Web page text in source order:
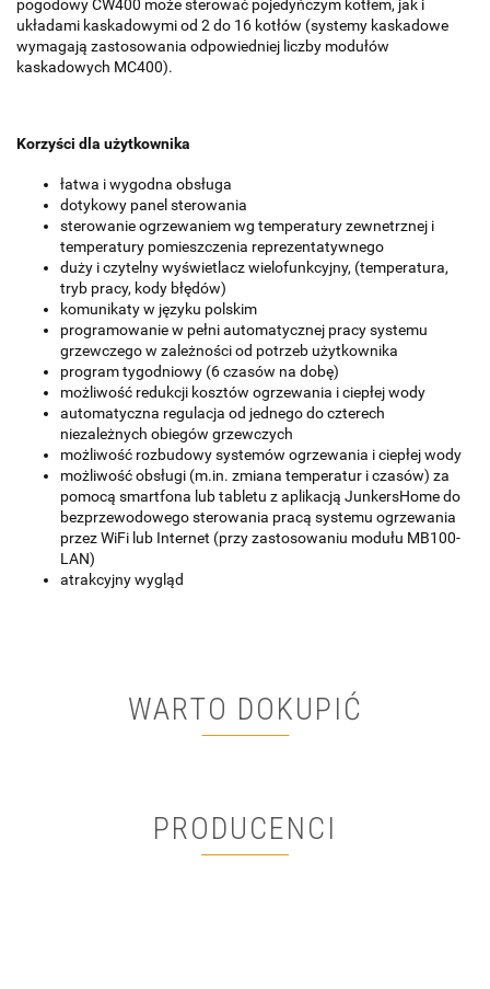
pogodowy CW400 może sterować pojedyńczym kotłem, jak i
układami kaskadowymi od 2 do 16 kotłów (systemy kaskadowe
wymagają zastosowania odpowiedniej liczby modułów
kaskadowych MC400).
Korzyści dla użytkownika
łatwa i wygodna obsługa
dotykowy panel sterowania
sterowanie ogrzewaniem wg temperatury zewnetrznej i
temperatury pomieszczenia reprezentatywnego
duży i czytelny wyświetlacz wielofunkcyjny, (temperatura,
tryb pracy, kody błędów)
komunikaty w języku polskim
programowanie w pełni automatycznej pracy systemu
grzewczego w zależności od potrzeb użytkownika
program tygodniowy (6 czasów na dobę)
możliwość redukcji kosztów ogrzewania i ciepłej wody
automatyczna regulacja od jednego do czterech
niezależnych obiegów grzewczych
możliwość rozbudowy systemów ogrzewania i ciepłej wody
możliwość obsługi (m.in. zmiana temperatur i czasów) za
pomocą smartfona lub tabletu z aplikacją JunkersHome do
bezprzewodowego sterowania pracą systemu ogrzewania
przez WiFi lub Internet (przy zastosowaniu modułu MB100-
LAN)
atrakcyjny wygląd
WARTO DOKUPIĆ
PRODUCENCI